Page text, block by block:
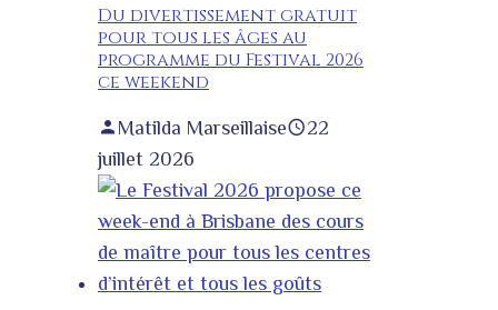
Du divertissement gratuit
pour tous les âges au
programme du Festival 2026
ce weekend
Matilda Marseillaise
22
juillet 2026